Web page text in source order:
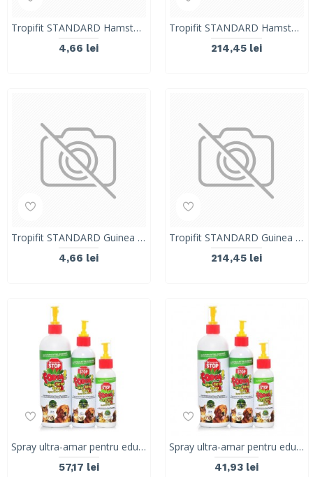
Tropifit STANDARD Hamster Food- 500g
4,66 lei
Tropifit STANDARD Hamster Food- 20kg
214,45 lei
Tropifit STANDARD Guinea Pig Food- 500g
4,66 lei
Tropifit STANDARD Guinea Pig Food- 20kg
214,45 lei
Spray ultra-amar pentru educare,FOEY, 473 ml
57,17 lei
Spray ultra-amar pentru educare, FOEY, 237 ml
41,93 lei